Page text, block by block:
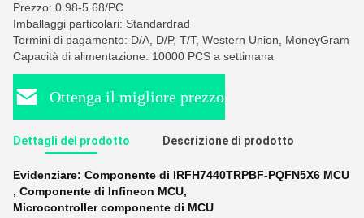
Prezzo: 0.98-5.68/PC
Imballaggi particolari: Standardrad
Termini di pagamento: D/A, D/P, T/T, Western Union, MoneyGram
Capacità di alimentazione: 10000 PCS a settimana
Ottenga il migliore prezzo
Dettagli del prodotto Descrizione di prodotto
Evidenziare: Componente di IRFH7440TRPBF-PQFN5X6 MCU
, Componente di Infineon MCU,
Microcontroller componente di MCU